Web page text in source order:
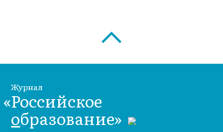
Журнал
«Российское
образование»